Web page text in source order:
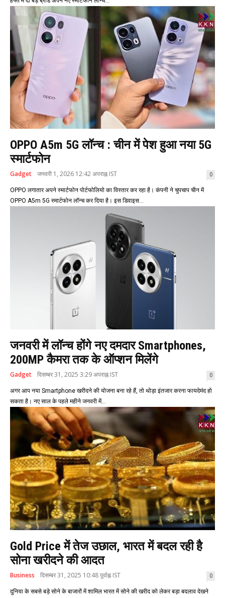
OPPO A5m 5G लॉन्च : चीन में पेश हुआ नया 5G
स्मार्टफोन
Gadget जनवरी 1, 2026 12:42 अपराह्न IST 0
OPPO लगातार अपने स्मार्टफोन पोर्टफोलियो का विस्तार कर रहा है। कंपनी ने चुपचाप चीन में
OPPO A5m 5G स्मार्टफोन लॉन्च कर दिया है। इस डिवाइस...
जनवरी में लॉन्च होंगे नए दमदार Smartphones,
200MP कैमरा तक के ऑप्शन मिलेंगे
Gadget दिसम्बर 31, 2025 3:29 अपराह्न IST 0
अगर आप नया Smartphone खरीदने की योजना बना रहे हैं, तो थोड़ा इंतजार करना फायदेमंद हो
सकता है। नए साल के पहले महीने जनवरी में...
Gold Price में तेज उछाल, भारत में बदल रही है
सोना खरीदने की आदत
Business दिसम्बर 31, 2025 10:48 पूर्वाह्न IST 0
दुनिया के सबसे बड़े सोने के बाजारों में शामिल भारत में सोने की खरीद को लेकर बड़ा बदलाव देखने